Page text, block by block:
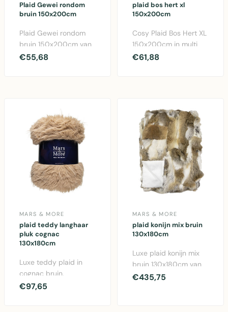
Plaid Gewei rondom
bruin 150x200cm
Plaid Gewei rondom
bruin 150x200cm van
katoen/acryl mengsel.
€55,68
plaid bos hert xl
150x200cm
Cosy Plaid Bos Hert XL
150x200cm in multi
kleuren. Katoen/acryl
€61,88
MARS & MORE
plaid teddy langhaar
pluk cognac
130x180cm
Luxe teddy plaid in
cognac bruin,
130x180cm. Zachte
€97,65
MARS & MORE
plaid konijn mix bruin
130x180cm
Luxe plaid konijn mix
bruin 130x180cm van
Mars & More. Zachte
€435,75